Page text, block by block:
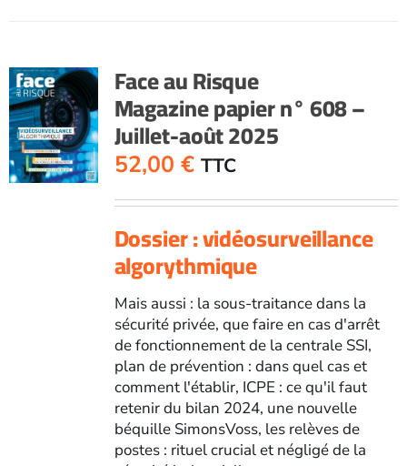
607
-
Mai-
juin
2025
Face au Risque
Magazine papier n° 608 –
Juillet-août 2025
52,00 € TTC
Dossier : vidéosurveillance
algorythmique
Mais aussi : la sous-traitance dans la
sécurité privée, que faire en cas d'arrêt
de fonctionnement de la centrale SSI,
plan de prévention : dans quel cas et
comment l'établir, ICPE : ce qu'il faut
retenir du bilan 2024, une nouvelle
béquille SimonsVoss, les relèves de
postes : rituel crucial et négligé de la